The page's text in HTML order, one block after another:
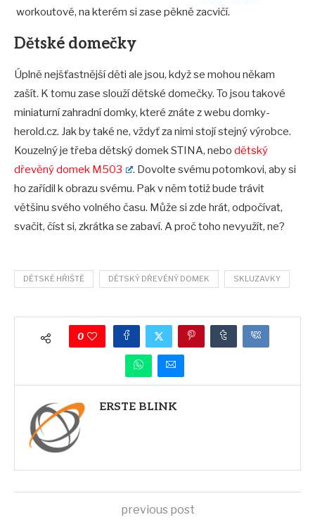
workoutové, na kterém si zase pěkně zacvičí.
Dětské domečky
Úplně nejšťastnější děti ale jsou, když se mohou někam
zašít. K tomu zase slouží dětské domečky. To jsou takové
miniaturní zahradní domky, které znáte z webu domky-
herold.cz. Jak by také ne, vždyť za nimi stojí stejný výrobce.
Kouzelný je třeba dětský domek STINA, nebo dětský
dřevěný domek M503
. Dovolte svému potomkovi, aby si
ho zařídil k obrazu svému. Pak v něm totiž bude trávit
většinu svého volného času. Může si zde hrát, odpočívat,
svačit, číst si, zkrátka se zabaví. A proč toho nevyužít, ne?
DĚTSKÉ HŘIŠTĚ DĚTSKÝ DŘEVĚNÝ DOMEK SKLUZAVKY
0
ERSTE BLINK
previous post